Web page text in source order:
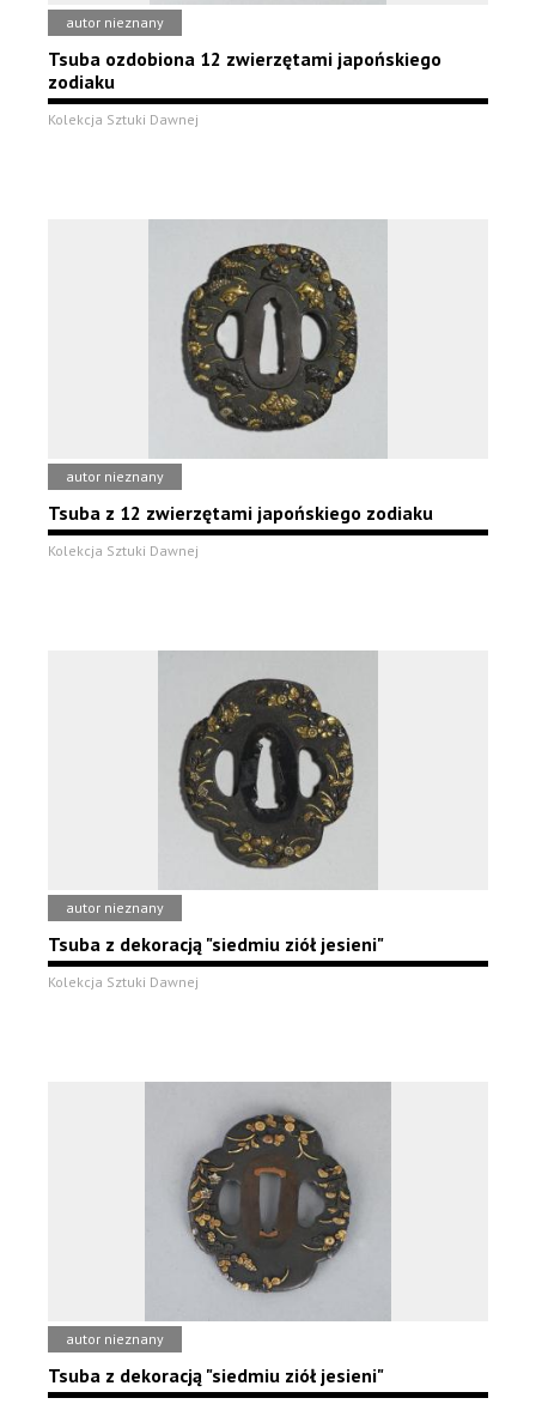
autor nieznany
Tsuba ozdobiona 12 zwierzętami japońskiego
zodiaku
Kolekcja Sztuki Dawnej
autor nieznany
Tsuba z 12 zwierzętami japońskiego zodiaku
Kolekcja Sztuki Dawnej
autor nieznany
Tsuba z dekoracją "siedmiu ziół jesieni"
Kolekcja Sztuki Dawnej
autor nieznany
Tsuba z dekoracją "siedmiu ziół jesieni"